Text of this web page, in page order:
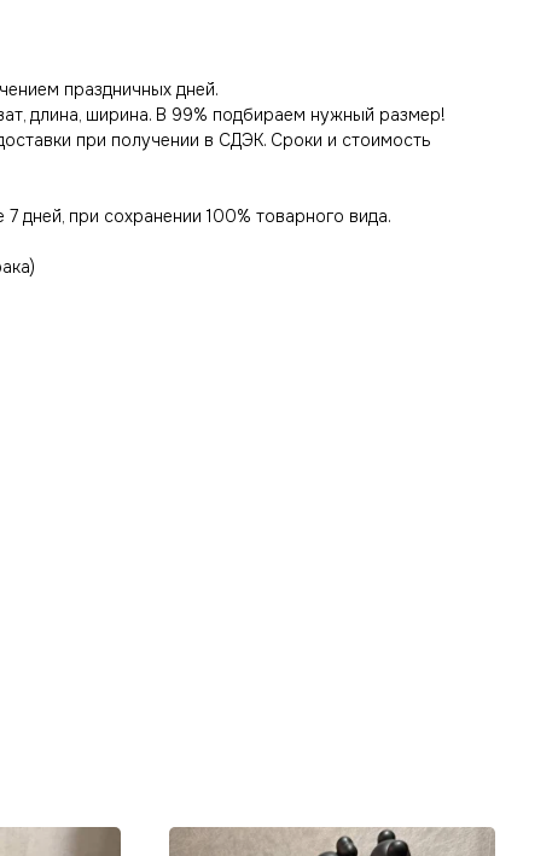
праздничных дней.
длина, ширина. В 99% подбираем нужный размер!
при получении в СДЭК. Сроки и стоимость
дней, при сохранении 100% товарного вида.